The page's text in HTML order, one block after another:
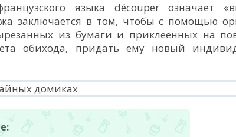
языка découper означает
заключается в том, чтобы с помощью
из бумаги и приклеенных на
обихода, придать ему новый